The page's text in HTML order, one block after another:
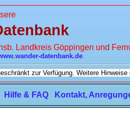
Landkreis Göppingen und
datenbank.de.
zur Verfügung. Weitere
Hilfe & FAQ Kontakt,